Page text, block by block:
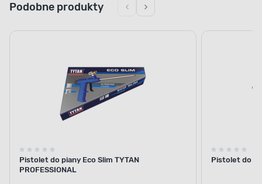
Podobne produkty
Pistolet do piany Eco Slim TYTAN
PROFESSIONAL
Pistolet do